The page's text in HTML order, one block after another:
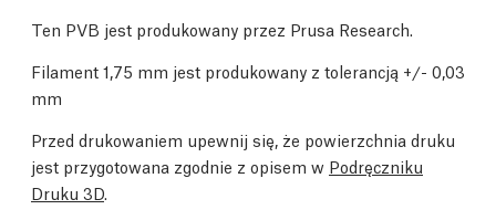
Ten PVB jest produkowany przez Prusa Research.
Filament 1,75 mm jest produkowany z tolerancją +/- 0,03
mm
Przed drukowaniem upewnij się, że powierzchnia druku
jest przygotowana zgodnie z opisem w Podręczniku
Druku 3D.